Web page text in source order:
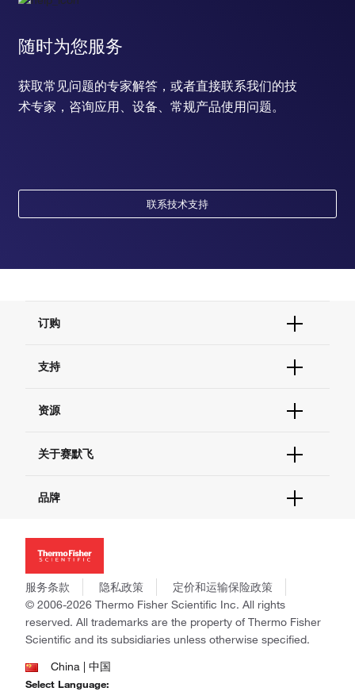
随时为您服务
获取常见问题的专家解答，或者直接联系我们的技
术专家，咨询应用、设备、常规产品使用问题。
联系技术支持
订购
订单支持
现货供应中心
支持
联系我们 - 400 820 8982
查找文件&证书
资源
促销
社交媒体
关于赛默飞
招聘
新闻
社会责任
商标
政策和通知
品牌
Applied Biosystems
Invitrogen
Gibco
Ion Torrent
Unity Lab Services
Patheon
PPD
服务条款 隐私政策
定价和运输保险政策
© 2006-2026 Thermo Fisher Scientific Inc. All rights
reserved. All trademarks are the property of Thermo Fisher
Scientific and its subsidiaries unless otherwise specified.
China | 中国
Select Language: